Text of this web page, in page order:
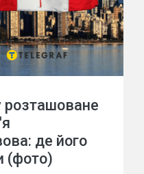
розташоване
де його
(фото)